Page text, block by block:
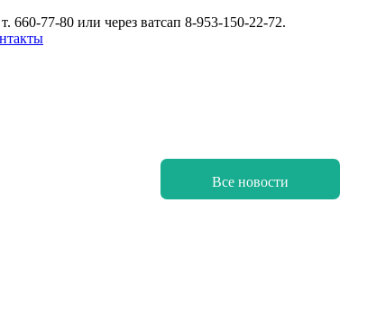
660-77-80 или через ватсап 8-953-150-22-72.
Все новости